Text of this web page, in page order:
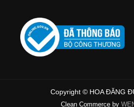
Copyright © HOA ĐĂNG
Clean Commerce by